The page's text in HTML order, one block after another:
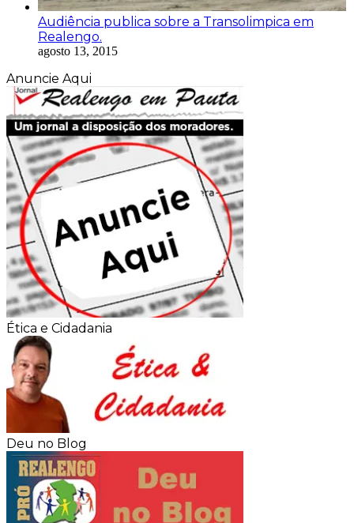
Audiência publica sobre a Transolimpica em
Realengo.
agosto 13, 2015
Anuncie Aqui
Ética e Cidadania
Deu no Blog